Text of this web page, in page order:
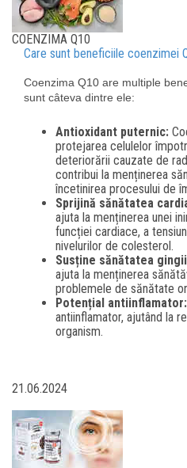
COENZIMA Q10
Care sunt beneficiile coenzimei
Coenzima Q10 are multiple
sunt câteva dintre ele:
Antioxidant puternic:
protejarea celulelor
deteriorării cauzate de
contribui la menținerea
încetinirea procesului de
Sprijină sănătatea
ajuta la menținerea unei
funcției cardiace, a
nivelurilor de colesterol.
Susține sănătatea
ajuta la menținerea
problemele de sănătate
Potențial antiinflamator:
antiinflamator, ajutând la
organism.
21.06.2024